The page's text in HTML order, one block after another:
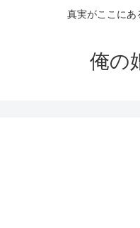
真実がここにあ
俺の